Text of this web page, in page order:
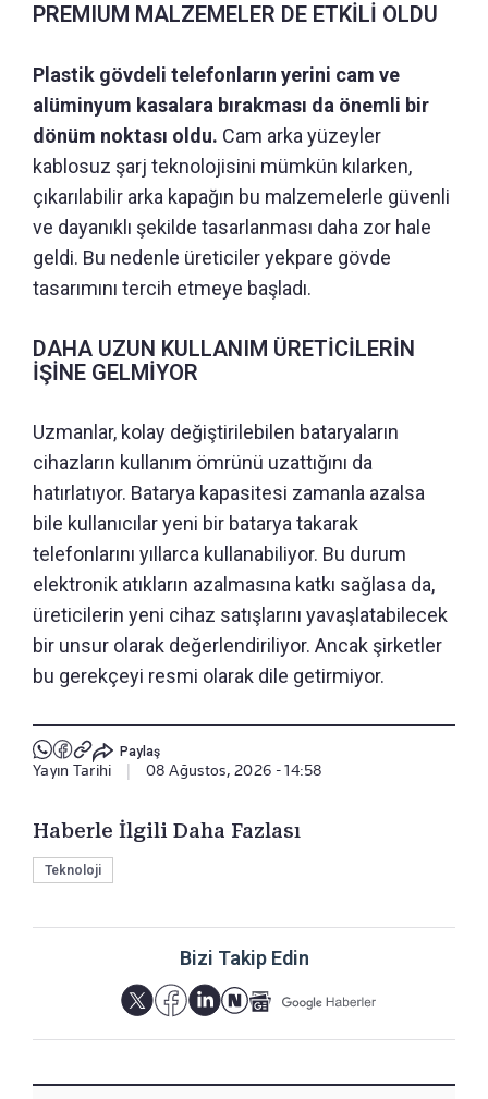
PREMIUM MALZEMELER DE ETKİLİ OLDU
Plastik gövdeli telefonların yerini cam ve
alüminyum kasalara bırakması da önemli bir
dönüm noktası oldu. Cam arka yüzeyler
kablosuz şarj teknolojisini mümkün kılarken,
çıkarılabilir arka kapağın bu malzemelerle güvenli
ve dayanıklı şekilde tasarlanması daha zor hale
geldi. Bu nedenle üreticiler yekpare gövde
tasarımını tercih etmeye başladı.
DAHA UZUN KULLANIM ÜRETİCİLERİN
İŞİNE GELMİYOR
Uzmanlar, kolay değiştirilebilen bataryaların
cihazların kullanım ömrünü uzattığını da
hatırlatıyor. Batarya kapasitesi zamanla azalsa
bile kullanıcılar yeni bir batarya takarak
telefonlarını yıllarca kullanabiliyor. Bu durum
elektronik atıkların azalmasına katkı sağlasa da,
üreticilerin yeni cihaz satışlarını yavaşlatabilecek
bir unsur olarak değerlendiriliyor. Ancak şirketler
bu gerekçeyi resmi olarak dile getirmiyor.
Paylaş
Yayın Tarihi 08 Ağustos, 2026 - 14:58
Haberle İlgili Daha Fazlası
Teknoloji
Bizi Takip Edin